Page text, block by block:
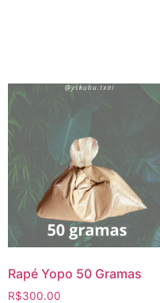
Rapé Yopo 50 Gramas
R$300.00